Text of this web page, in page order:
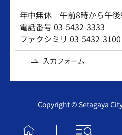
年中無休 午前8時から午後
電話番号03-5432-3333
ファクシミリ 03-5432-3100
入力フォーム
Copyright © Setagaya